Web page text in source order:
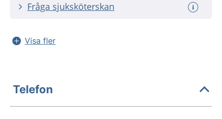
Fråga sjuksköterskan
Visa fler
Telefon